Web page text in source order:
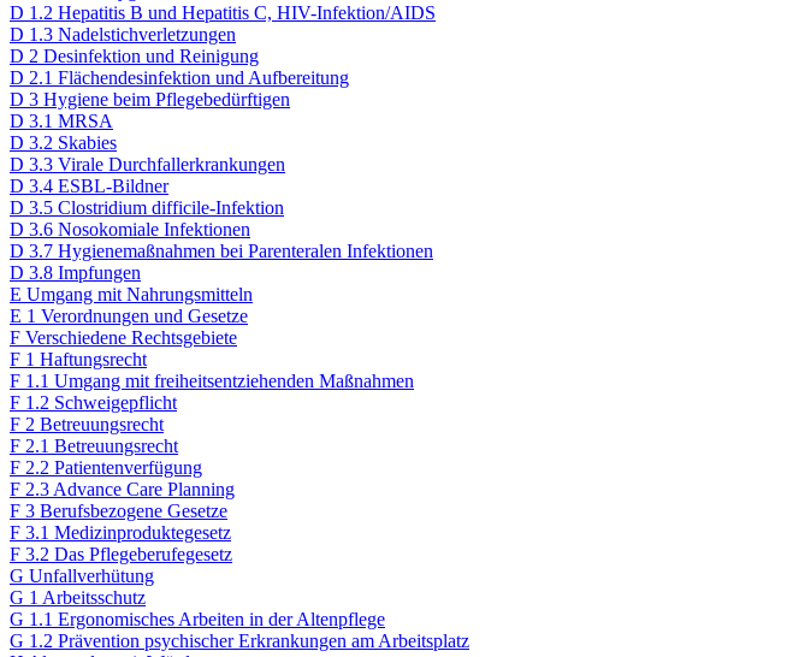
D 1.2 Hepatitis B und Hepatitis C, HIV-Infektion/AIDS
D 1.3 Nadelstichverletzungen
D 2 Desinfektion und Reinigung​
D 2.1 Flächendesinfektion und Aufbereitung
D 3 Hygiene beim Pflegebedürftigen​
D 3.1 MRSA
D 3.2 Skabies
D 3.3 Virale Durchfallerkrankungen
D 3.4 ESBL-Bildner
D 3.5 Clostridium difficile-Infektion
D 3.6 Nosokomiale Infektionen
D 3.7 Hygienemaßnahmen bei Parenteralen Infektionen
D 3.8 Impfungen
E Umgang mit Nahrungsmitteln​
E 1 Verordnungen und Gesetze​
F Verschiedene Rechtsgebiete​
F 1 Haftungsrecht​
F 1.1 Umgang mit freiheitsentziehenden Maßnahmen
F 1.2 Schweigepflicht
F 2 Betreuungsrecht​
F 2.1 Betreuungsrecht
F 2.2 Patientenverfügung
F 2.3 Advance Care Planning
F 3 Berufsbezogene Gesetze​
F 3.1 Medizinprodukte­gesetz
F 3.2 Das Pflegeberufe­gesetz
G Unfallverhütung​
G 1 Arbeitsschutz​
G 1.1 Ergonomisches Arbeiten in der Altenpflege
G 1.2 Prävention psychischer Erkrankungen am Arbeitsplatz